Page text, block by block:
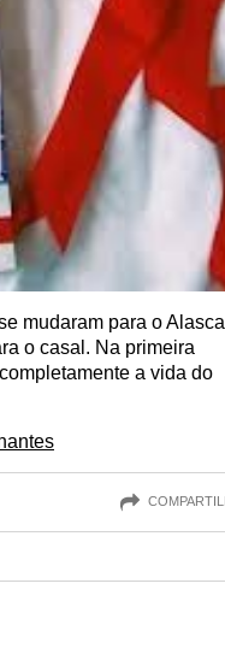
mudaram para o Alasca
o casal. Na primeira
a vida do